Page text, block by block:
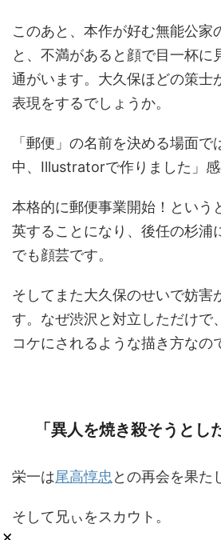
このあと、本作が好む無能公家
と、不満があると顔で目一杯に
通がいます。大久保ほどの策士
表現をするでしょうか。
「郵便」の名前を決める場面で
中、Illustratorで作りました」感
本格的に郵便事業開始！という
英することになり、後任の杉浦
でも顔芸です。
そしてまた大久保のせいで妨害
す。なぜ渋沢と対立しただけで
コケにされるような描き方なの
「異人を焼き殺そうとし
栄一は尾高惇忠 との再会を果た
そして兄ぃをスカウト。